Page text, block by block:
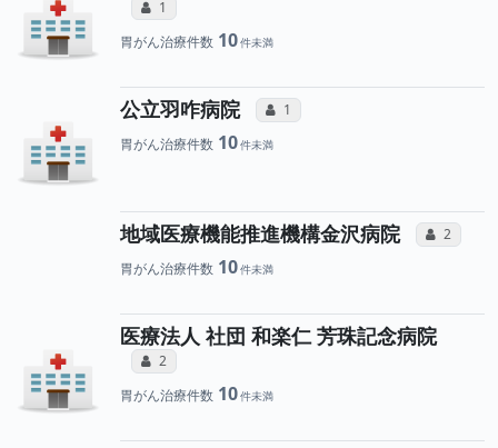
コミュニケーション・タイプ（合算）
1
胃がん治療件数 10
公立羽咋病院 コミュニケーション・タイプ（合算
1 所属医師へのコミュニ
胃がん治療件数 10
地域医療機能推進機構金沢病院 コミュニ
2 所
胃がん治療件数 10
医療法人 社団 和楽仁 芳珠記念病院
コミュニケーション・タイプ（合算）
2 所属医師へのコミュニケーション・タ
胃がん治療件数 10